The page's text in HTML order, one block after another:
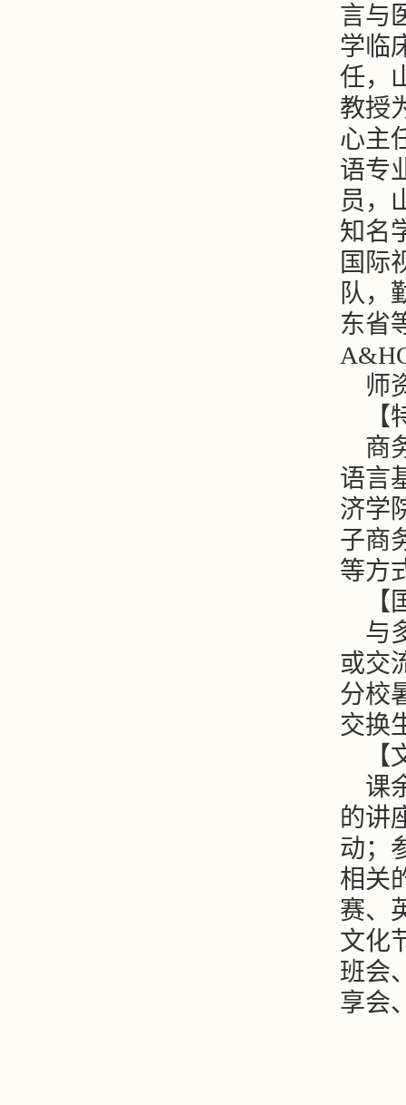
言与
学临
任，
教授
心主
语专
员，
知名
国际
队，
东省
师
商
语言
济学
子商
等方
与
或交
分校
交换
课
的讲
动；
相关
赛、
文化
班会
享会